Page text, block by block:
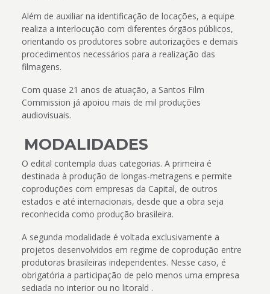
Além de auxiliar na identificação de locações, a equipe
realiza a interlocução com diferentes órgãos públicos,
orientando os produtores sobre autorizações e demais
procedimentos necessários para a realização das
filmagens.
Com quase 21 anos de atuação, a Santos Film
Commission já apoiou mais de mil produções
audiovisuais.
MODALIDADES
O edital contempla duas categorias. A primeira é
destinada à produção de longas-metragens e permite
coproduções com empresas da Capital, de outros
estados e até internacionais, desde que a obra seja
reconhecida como produção brasileira.
A segunda modalidade é voltada exclusivamente a
projetos desenvolvidos em regime de coprodução entre
produtoras brasileiras independentes. Nesse caso, é
obrigatória a participação de pelo menos uma empresa
sediada no interior ou no litorald .